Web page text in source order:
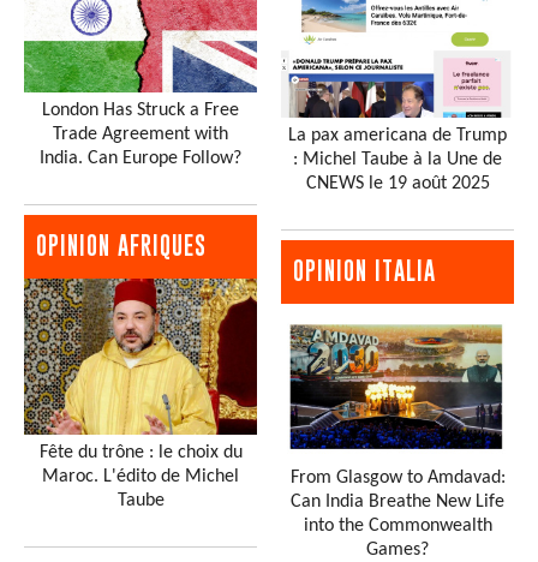
London Has Struck a Free
Trade Agreement with
India. Can Europe Follow?
OPINION AFRIQUES
Fête du trône : le choix du
Maroc. L'édito de Michel
Taube
La pax americana de Trump
: Michel Taube à la Une de
CNEWS le 19 août 2025
OPINION ITALIA
From Glasgow to Amdavad:
Can India Breathe New Life
into the Commonwealth
Games?